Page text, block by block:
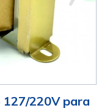
220V para